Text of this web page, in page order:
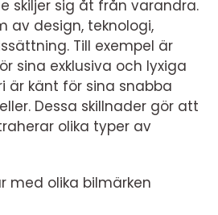
skiljer sig åt från varandra.
av design, teknologi,
Till exempel är
sina exklusiva och lyxiga
är känt för sina snabba
Dessa skillnader gör att
olika typer av
med olika bilmärken